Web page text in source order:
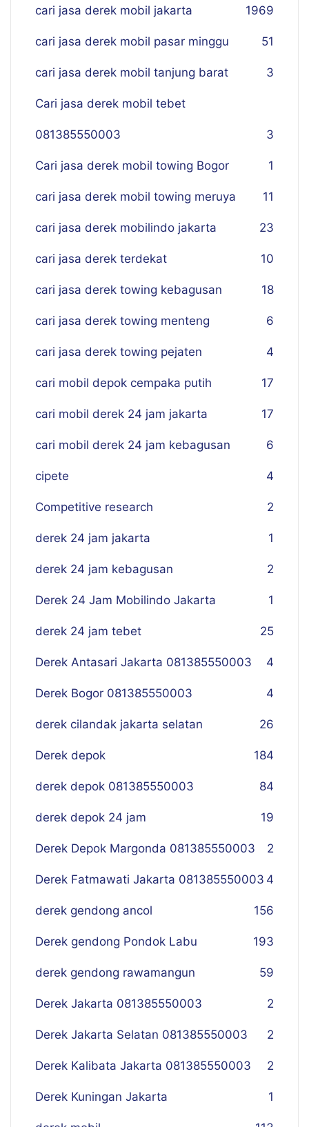
69
cari jasa derek mobil jakarta 19
cari jasa derek mobil pasar minggu 51
cari jasa derek mobil tanjung barat 3
Cari jasa derek mobil tebet
081385550003 3
Cari jasa derek mobil towing Bogor 1
cari jasa derek mobil towing meruya 11
cari jasa derek mobilindo jakarta 23
cari jasa derek terdekat 10
cari jasa derek towing kebagusan 18
cari jasa derek towing menteng 6
cari jasa derek towing pejaten 4
cari mobil depok cempaka putih 17
cari mobil derek 24 jam jakarta 17
cari mobil derek 24 jam kebagusan 6
cipete 4
Competitive research 2
derek 24 jam jakarta 1
derek 24 jam kebagusan 2
Derek 24 Jam Mobilindo Jakarta 1
derek 24 jam tebet 25
Derek Antasari Jakarta 081385550003 4
Derek Bogor 081385550003 4
derek cilandak jakarta selatan 26
Derek depok 184
derek depok 081385550003 84
derek depok 24 jam 19
Derek Depok Margonda 081385550003 2
Derek Fatmawati Jakarta 081385550003 4
derek gendong ancol 156
Derek gendong Pondok Labu 193
derek gendong rawamangun 59
Derek Jakarta 081385550003 2
Derek Jakarta Selatan 081385550003 2
Derek Kalibata Jakarta 081385550003 2
Derek Kuningan Jakarta 1